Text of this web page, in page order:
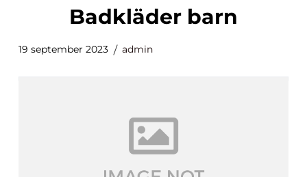
badkläder barn
19 september 2023 admin